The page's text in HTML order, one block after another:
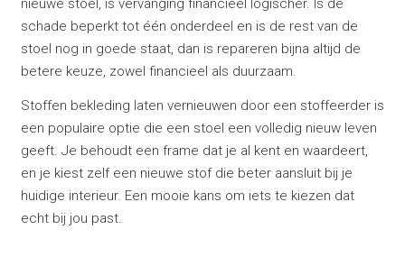
nieuwe stoel, is vervanging financieel logischer. Is de
schade beperkt tot één onderdeel en is de rest van de
stoel nog in goede staat, dan is repareren bijna altijd de
betere keuze, zowel financieel als duurzaam.
Stoffen bekleding laten vernieuwen door een stoffeerder is
een populaire optie die een stoel een volledig nieuw leven
geeft. Je behoudt een frame dat je al kent en waardeert,
en je kiest zelf een nieuwe stof die beter aansluit bij je
huidige interieur. Een mooie kans om iets te kiezen dat
echt bij jou past.